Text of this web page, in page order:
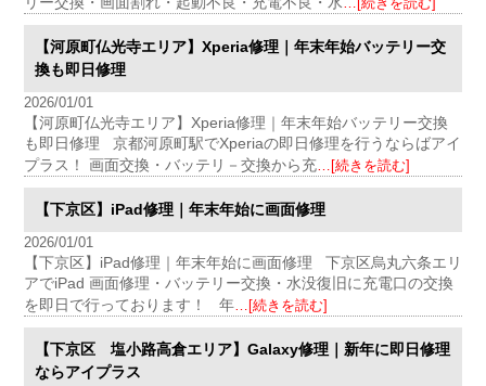
【河原町仏光寺エリア】Xperia修理｜年末年始バッテリー交
換も即日修理
2026/01/01
【河原町仏光寺エリア】Xperia修理｜年末年始バッテリー交換
も即日修理 京都河原町駅でXperiaの即日修理を行うならばアイ
プラス！ 画面交換・バッテリ－交換から充…[続きを読む]
【下京区】iPad修理｜年末年始に画面修理
2026/01/01
【下京区】iPad修理｜年末年始に画面修理 下京区烏丸六条エリ
アでiPad 画面修理・バッテリー交換・水没復旧に充電口の交換
を即日で行っております！ 年…[続きを読む]
【下京区 塩小路高倉エリア】Galaxy修理｜新年に即日修理
ならアイプラス